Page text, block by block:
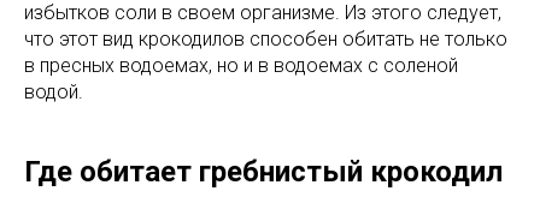
избытков соли в своем организме. Из этого следует,
что этот вид крокодилов способен обитать не только
в пресных водоемах, но и в водоемах с соленой
водой.
Где обитает гребнистый крокодил